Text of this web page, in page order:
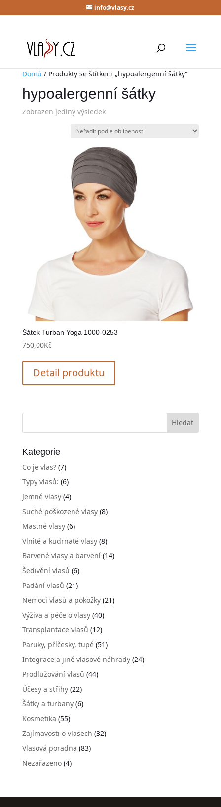
info@vlasy.cz
Domů / Produkty se štítkem „hypoalergenní šátky“
hypoalergenní šátky
Zobrazen jediný výsledek
Šátek Turban Yoga 1000-0253
750,00Kč
Detail produktu
Kategorie
Co je vlas?(7)
Typy vlasů: (6)
Jemné vlasy(4)
Suché poškozené vlasy(8)
Mastné vlasy(6)
Vlnité a kudrnaté vlasy(8)
Barvené vlasy a barvení(14)
Šedivění vlasů (6)
Padání vlasů (21)
Nemoci vlasů a pokožky(21)
Výživa a péče o vlasy(40)
Transplantace vlasů (12)
Paruky, příčesky, tupé(51)
Integrace a jiné vlasové náhrady(24)
Prodlužování vlasů (44)
Účesy a střihy(22)
Šátky a turbany(6)
Kosmetika (55)
Zajímavosti o vlasech (32)
Vlasová poradna (83)
Nezařazeno(4)